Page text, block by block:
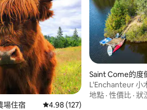
分（滿分 5 分）
場住宿 從 127 則評價中獲得 4.98 的平
4.98 (127)
Saint Come的度
L'Enchanteur 小
•3 間浴室
地點 · 性價比 · 狀